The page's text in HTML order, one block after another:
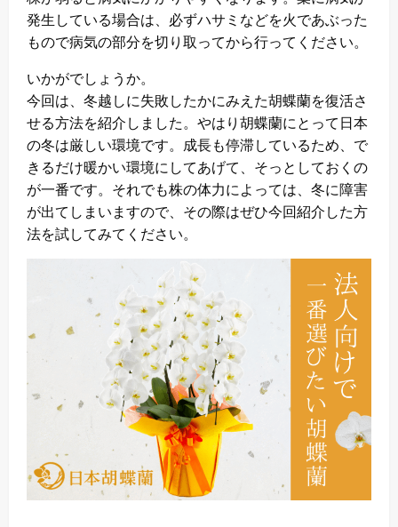
発生している場合は、必ずハサミなどを火であぶった
もので病気の部分を切り取ってから行ってください。
いかがでしょうか。
今回は、冬越しに失敗したかにみえた胡蝶蘭を復活さ
せる方法を紹介しました。やはり胡蝶蘭にとって日本
の冬は厳しい環境です。成長も停滞しているため、で
きるだけ暖かい環境にしてあげて、そっとしておくの
が一番です。それでも株の体力によっては、冬に障害
が出てしまいますので、その際はぜひ今回紹介した方
法を試してみてください。